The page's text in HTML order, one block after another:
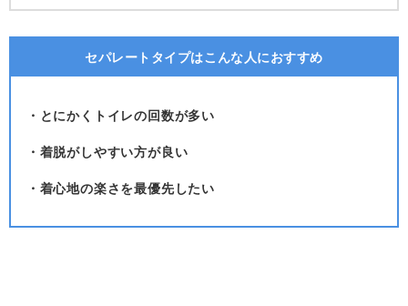
セパレートタイプはこんな人におすすめ
・とにかくトイレの回数が多い
・着脱がしやすい方が良い
・着心地の楽さを最優先したい